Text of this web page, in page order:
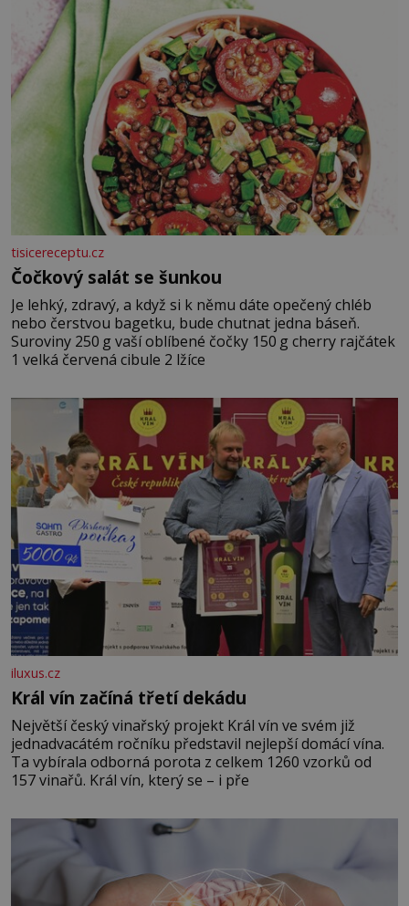
tisicereceptu.cz
Čočkový salát se šunkou
Je lehký, zdravý, a když si k němu dáte opečený chléb
nebo čerstvou bagetku, bude chutnat jedna báseň.
Suroviny 250 g vaší oblíbené čočky 150 g cherry rajčátek
1 velká červená cibule 2 lžíce
iluxus.cz
Král vín začíná třetí dekádu
Největší český vinařský projekt Král vín ve svém již
jednadvacátém ročníku představil nejlepší domácí vína.
Ta vybírala odborná porota z celkem 1260 vzorků od
157 vinařů. Král vín, který se – i pře